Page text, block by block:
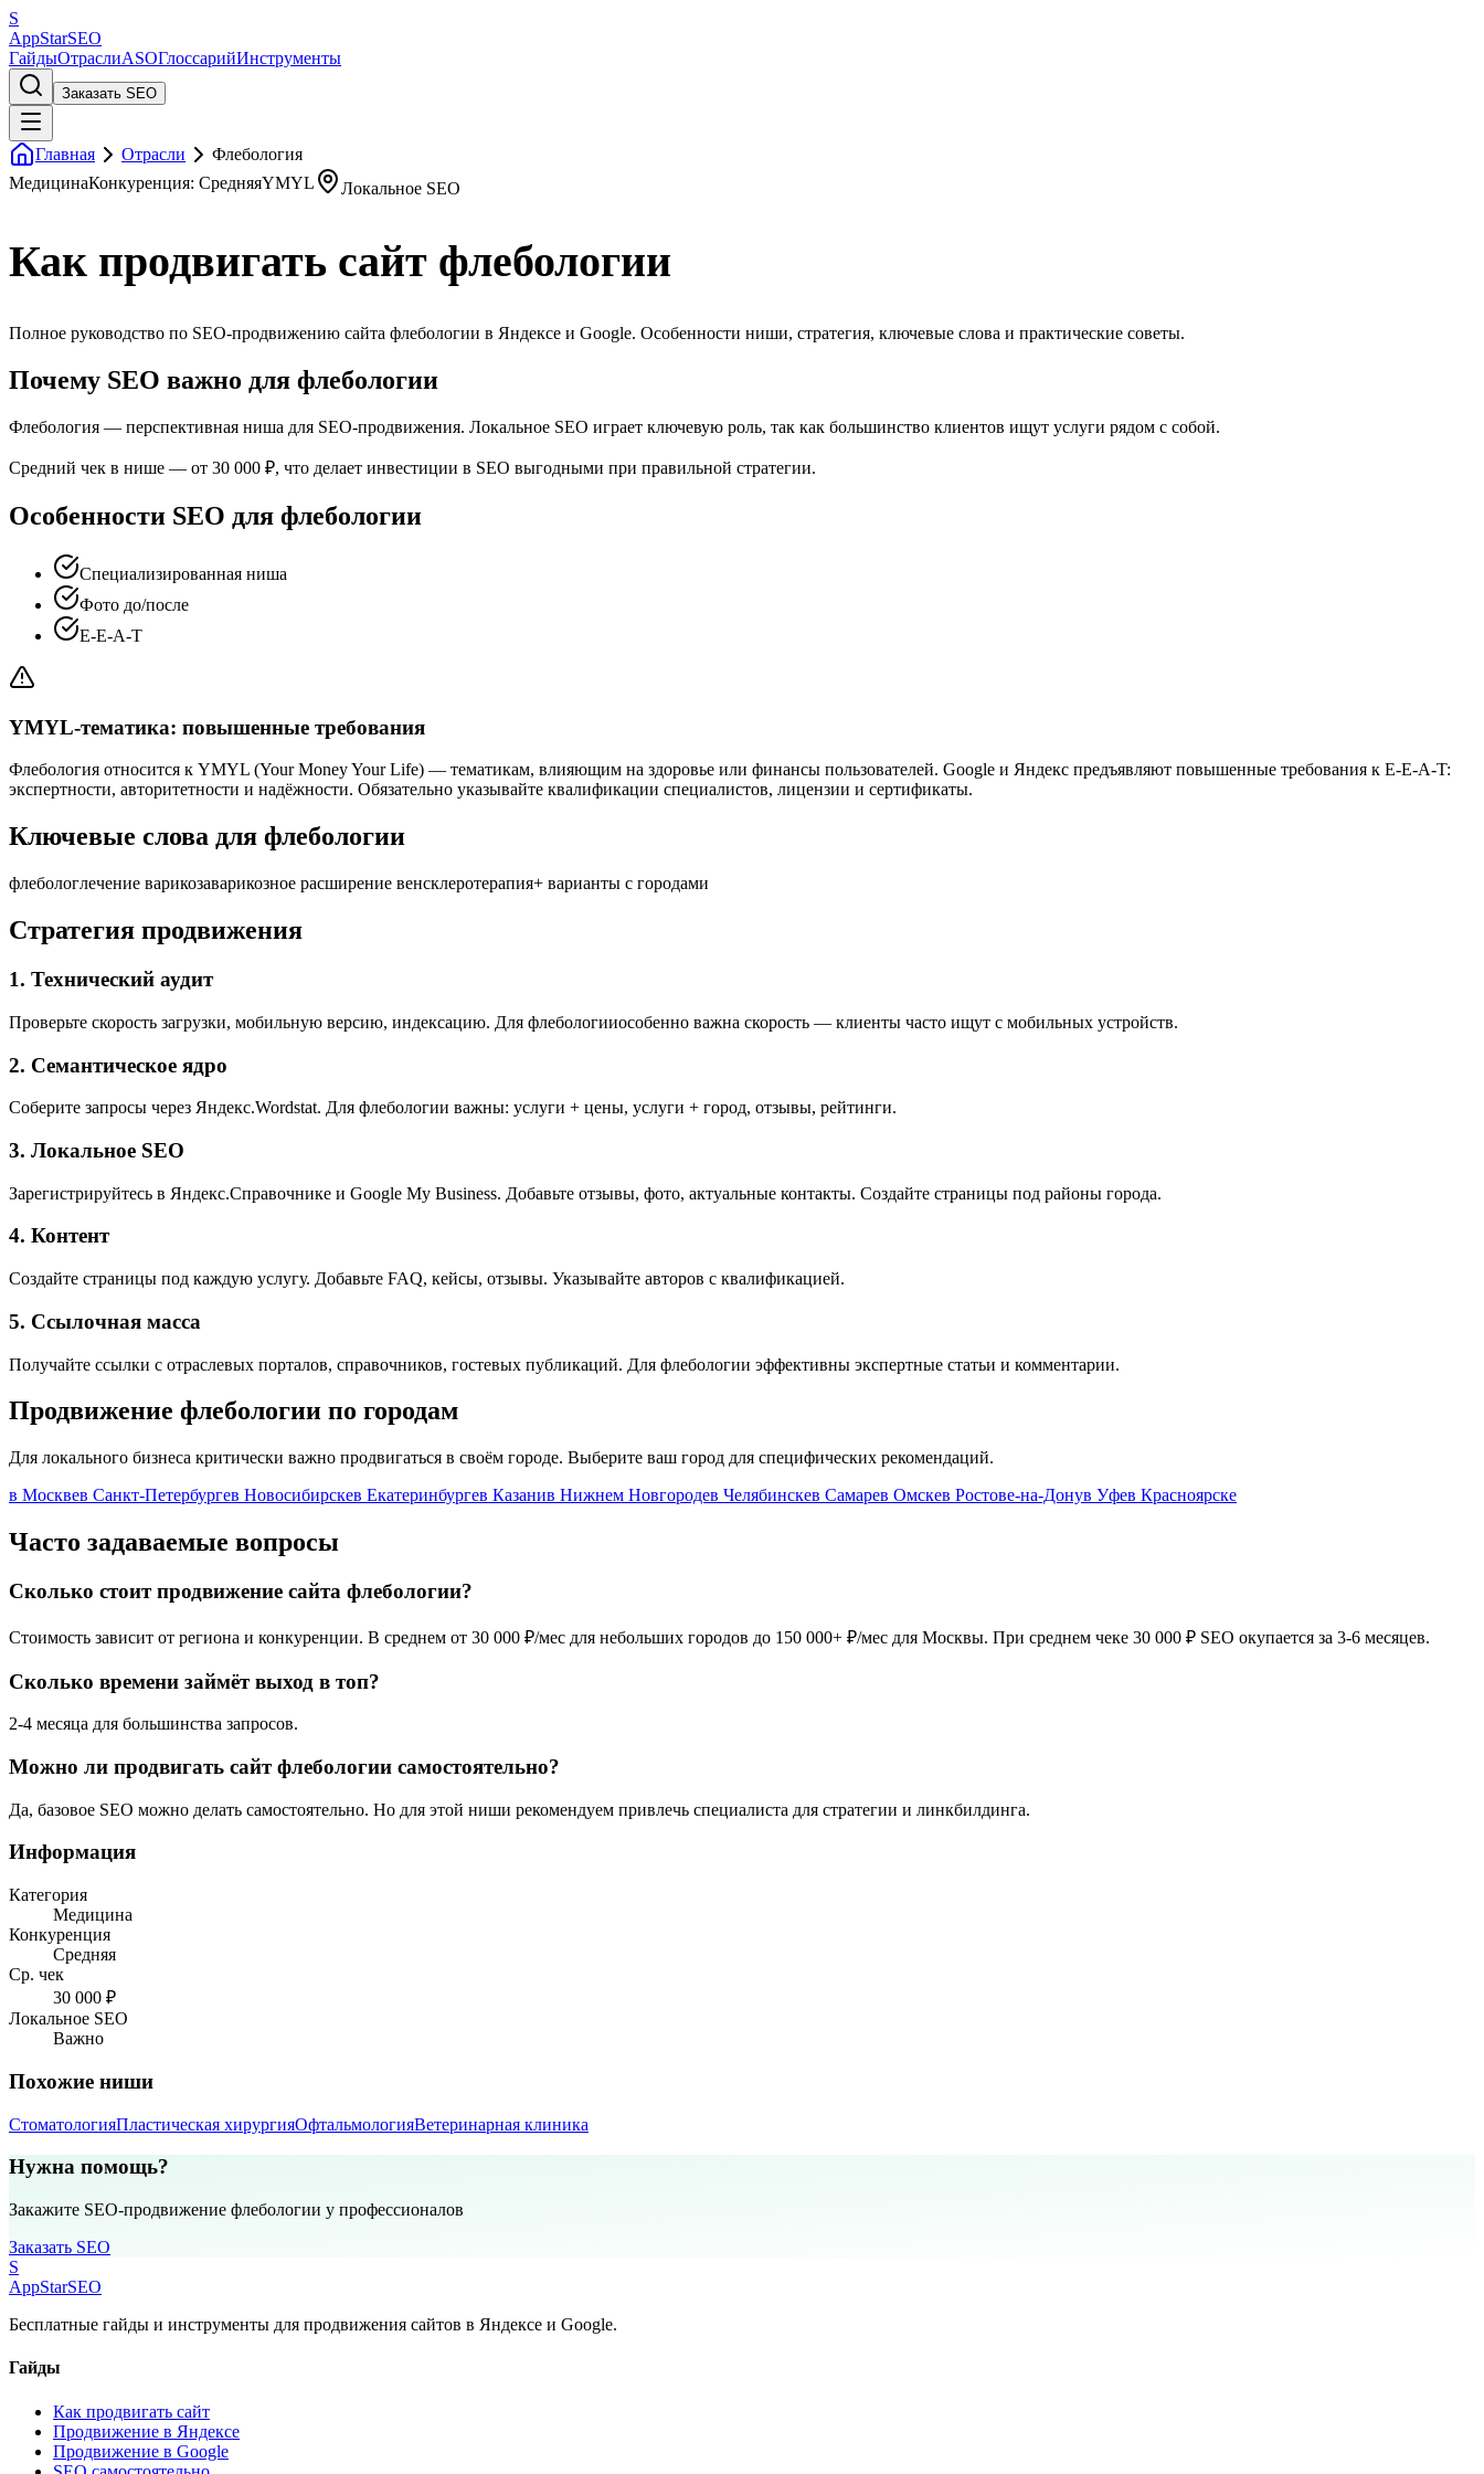
S
AppStarSEO
ГайдыОтраслиASOГлоссарийИнструменты
Заказать SEO
Главная Отрасли
Флебология
МедицинаКонкуренция: СредняяYMYL Локальное SEO
Как продвигать сайт флебологии
Полное руководство по SEO-продвижению сайта флебологии в Яндексе и Google. Особенности ниши, стратегия, ключевые слова и практические советы.
Почему SEO важно для флебологии
Флебология — перспективная ниша для SEO-продвижения. Локальное SEO играет ключевую роль, так как большинство клиентов ищут услуги рядом с собой.
Средний чек в нише — от 30 000 ₽, что делает инвестиции в SEO выгодными при правильной стратегии.
Особенности SEO для флебологии
Специализированная ниша
Фото до/после
E-E-A-T
YMYL-тематика: повышенные требования
Флебология относится к YMYL (Your Money Your Life) — тематикам, влияющим на здоровье или финансы пользователей. Google и Яндекс предъявляют повышенные требования к E-E-A-T:
экспертности, авторитетности и надёжности. Обязательно указывайте квалификации специалистов, лицензии и сертификаты.
Ключевые слова для флебологии
флебологлечение варикозаварикозное расширение венсклеротерапия+ варианты с городами
Стратегия продвижения
1. Технический аудит
Проверьте скорость загрузки, мобильную версию, индексацию. Для флебологииособенно важна скорость — клиенты часто ищут с мобильных устройств.
2. Семантическое ядро
Соберите запросы через Яндекс.Wordstat. Для флебологии важны: услуги + цены, услуги + город, отзывы, рейтинги.
3. Локальное SEO
Зарегистрируйтесь в Яндекс.Справочнике и Google My Business. Добавьте отзывы, фото, актуальные контакты. Создайте страницы под районы города.
4. Контент
Создайте страницы под каждую услугу. Добавьте FAQ, кейсы, отзывы. Указывайте авторов с квалификацией.
5. Ссылочная масса
Получайте ссылки с отраслевых порталов, справочников, гостевых публикаций. Для флебологии эффективны экспертные статьи и комментарии.
Продвижение флебологии по городам
Для локального бизнеса критически важно продвигаться в своём городе. Выберите ваш город для специфических рекомендаций.
в Москвев Санкт-Петербургев Новосибирскев Екатеринбургев Казанив Нижнем Новгородев Челябинскев Самарев Омскев Ростове-на-Донув Уфев Красноярске
Часто задаваемые вопросы
Сколько стоит продвижение сайта флебологии?
Стоимость зависит от региона и конкуренции. В среднем от 30 000 ₽/мес для небольших городов до 150 000+ ₽/мес для Москвы. При среднем чеке 30 000 ₽ SEO окупается за 3-6 месяцев.
Сколько времени займёт выход в топ?
2-4 месяца для большинства запросов.
Можно ли продвигать сайт флебологии самостоятельно?
Да, базовое SEO можно делать самостоятельно. Но для этой ниши рекомендуем привлечь специалиста для стратегии и линкбилдинга.
Информация
Категория
Медицина
Конкуренция
Средняя
Ср. чек
30 000 ₽
Локальное SEO
Важно
Похожие ниши
СтоматологияПластическая хирургияОфтальмологияВетеринарная клиника
Нужна помощь?
Закажите SEO-продвижение флебологии у профессионалов
Заказать SEO
S
AppStarSEO
Бесплатные гайды и инструменты для продвижения сайтов в Яндексе и Google.
Гайды
Как продвигать сайт
Продвижение в Яндексе
Продвижение в Google